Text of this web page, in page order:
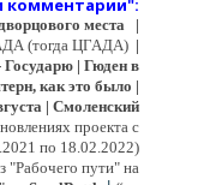
комментарии":
места
|
(тогда ЦГАДА) |
| Гюден в
как это было |
| Смоленский
проекта с
по 18.02.2022)
"Рабочего пути" на